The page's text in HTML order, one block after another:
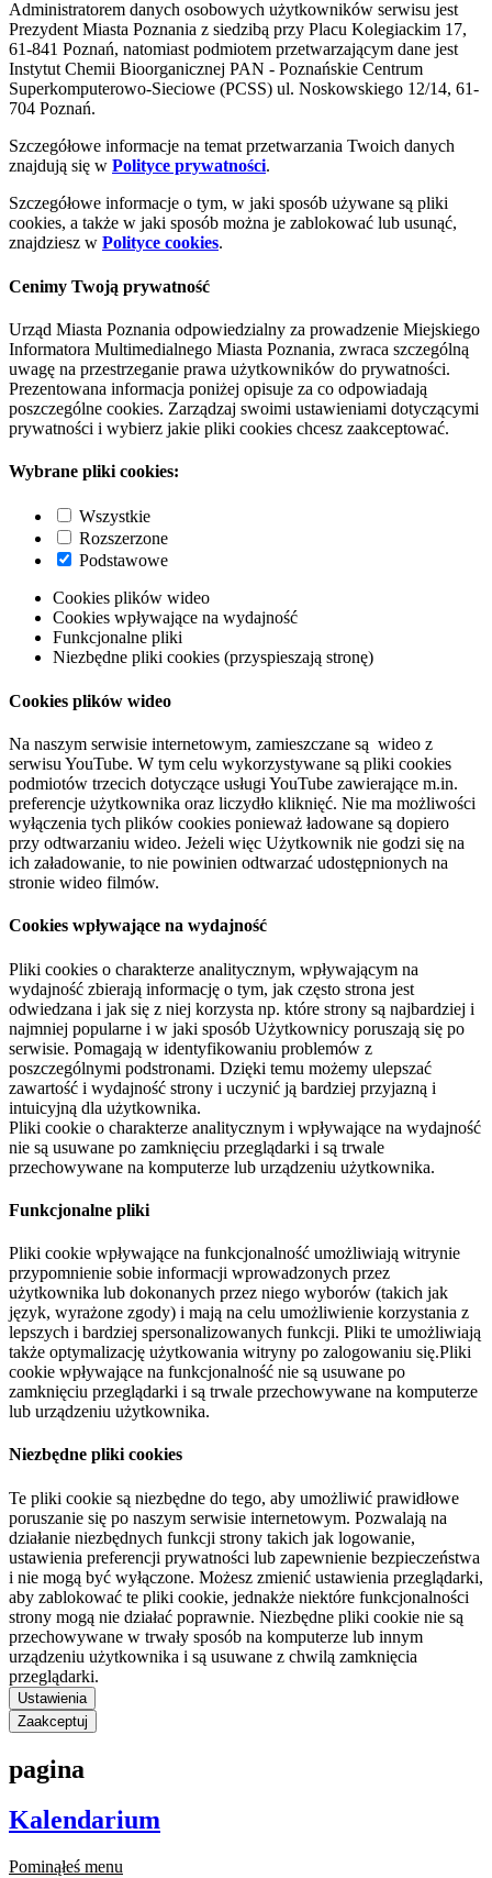
Administratorem danych osobowych użytkowników serwisu jest
Prezydent Miasta Poznania z siedzibą przy Placu Kolegiackim 17,
61-841 Poznań, natomiast podmiotem przetwarzającym dane jest
Instytut Chemii Bioorganicznej PAN - Poznańskie Centrum
Superkomputerowo-Sieciowe (PCSS) ul. Noskowskiego 12/14, 61-
704 Poznań.
Szczegółowe informacje na temat przetwarzania Twoich danych
znajdują się w Polityce prywatności.
Szczegółowe informacje o tym, w jaki sposób używane są pliki
cookies, a także w jaki sposób można je zablokować lub usunąć,
znajdziesz w Polityce cookies.
Cenimy Twoją prywatność
Urząd Miasta Poznania odpowiedzialny za prowadzenie Miejskiego
Informatora Multimedialnego Miasta Poznania, zwraca szczególną
uwagę na przestrzeganie prawa użytkowników do prywatności.
Prezentowana informacja poniżej opisuje za co odpowiadają
poszczególne cookies. Zarządzaj swoimi ustawieniami dotyczącymi
prywatności i wybierz jakie pliki cookies chcesz zaakceptować.
Wybrane pliki cookies:
Wszystkie
Rozszerzone
Podstawowe
Cookies plików wideo
Cookies wpływające na wydajność
Funkcjonalne pliki
Niezbędne pliki cookies (przyspieszają stronę)
Cookies plików wideo
Na naszym serwisie internetowym, zamieszczane są wideo z
serwisu YouTube. W tym celu wykorzystywane są pliki cookies
podmiotów trzecich dotyczące usługi YouTube zawierające m.in.
preferencje użytkownika oraz liczydło kliknięć. Nie ma możliwości
wyłączenia tych plików cookies ponieważ ładowane są dopiero
przy odtwarzaniu wideo. Jeżeli więc Użytkownik nie godzi się na
ich załadowanie, to nie powinien odtwarzać udostępnionych na
stronie wideo filmów.
Cookies wpływające na wydajność
Pliki cookies o charakterze analitycznym, wpływającym na
wydajność zbierają informację o tym, jak często strona jest
odwiedzana i jak się z niej korzysta np. które strony są najbardziej i
najmniej popularne i w jaki sposób Użytkownicy poruszają się po
serwisie. Pomagają w identyfikowaniu problemów z
poszczególnymi podstronami. Dzięki temu możemy ulepszać
zawartość i wydajność strony i uczynić ją bardziej przyjazną i
intuicyjną dla użytkownika.
Pliki cookie o charakterze analitycznym i wpływające na wydajność
nie są usuwane po zamknięciu przeglądarki i są trwale
przechowywane na komputerze lub urządzeniu użytkownika.
Funkcjonalne pliki
Pliki cookie wpływające na funkcjonalność umożliwiają witrynie
przypomnienie sobie informacji wprowadzonych przez
użytkownika lub dokonanych przez niego wyborów (takich jak
język, wyrażone zgody) i mają na celu umożliwienie korzystania z
lepszych i bardziej spersonalizowanych funkcji. Pliki te umożliwiają
także optymalizację użytkowania witryny po zalogowaniu się.Pliki
cookie wpływające na funkcjonalność nie są usuwane po
zamknięciu przeglądarki i są trwale przechowywane na komputerze
lub urządzeniu użytkownika.
Niezbędne pliki cookies
Te pliki cookie są niezbędne do tego, aby umożliwić prawidłowe
poruszanie się po naszym serwisie internetowym. Pozwalają na
działanie niezbędnych funkcji strony takich jak logowanie,
ustawienia preferencji prywatności lub zapewnienie bezpieczeństwa
i nie mogą być wyłączone. Możesz zmienić ustawienia przeglądarki,
aby zablokować te pliki cookie, jednakże niektóre funkcjonalności
strony mogą nie działać poprawnie. Niezbędne pliki cookie nie są
przechowywane w trwały sposób na komputerze lub innym
urządzeniu użytkownika i są usuwane z chwilą zamknięcia
przeglądarki.
Ustawienia
Zaakceptuj
pagina
Kalendarium
Pominąłeś menu